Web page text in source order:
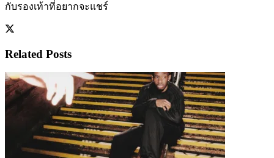
กับรองเท้าที่อยากจะแชร์
Related Posts